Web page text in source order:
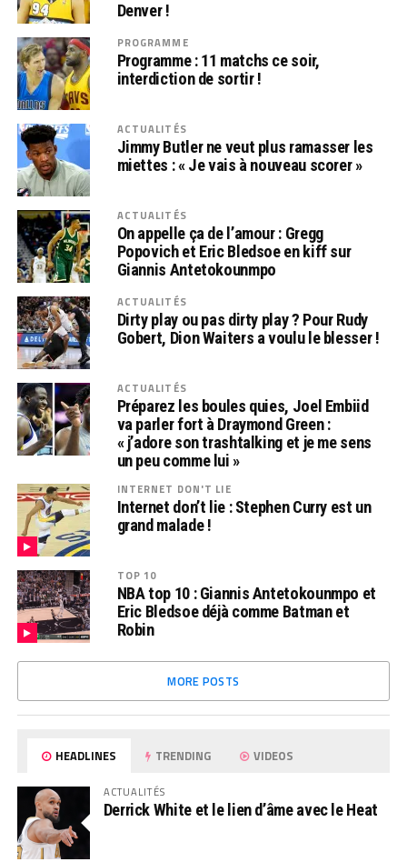
Denver !
PROGRAMME
Programme : 11 matchs ce soir,
interdiction de sortir !
ACTUALITÉS
Jimmy Butler ne veut plus ramasser les
miettes : « Je vais à nouveau scorer »
ACTUALITÉS
On appelle ça de l’amour : Gregg
Popovich et Eric Bledsoe en kiff sur
Giannis Antetokounmpo
ACTUALITÉS
Dirty play ou pas dirty play ? Pour Rudy
Gobert, Dion Waiters a voulu le blesser !
ACTUALITÉS
Préparez les boules quies, Joel Embiid
va parler fort à Draymond Green :
« j’adore son trashtalking et je me sens
un peu comme lui »
INTERNET DON'T LIE
Internet don’t lie : Stephen Curry est un
grand malade !
TOP 10
NBA top 10 : Giannis Antetokounmpo et
Eric Bledsoe déjà comme Batman et
Robin
MORE POSTS
HEADLINES TRENDING VIDEOS
ACTUALITÉS
Derrick White et le lien d’âme avec le Heat